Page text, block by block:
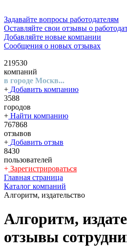
Задавайте вопросы работодателям
Оставляйте свои отзывы о
Добавляйте новые компании
Сообщения о новых отзывах
219530
компаний
в городе Москв...
+ Добавить компанию
3588
городов
+ Найти компанию
767868
отзывов
+ Добавить отзыв
8430
пользователей
+ Зарегистрироваться
Главная страница
Каталог компаний
Алгоритм, издательство
Алгоритм,
отзывы